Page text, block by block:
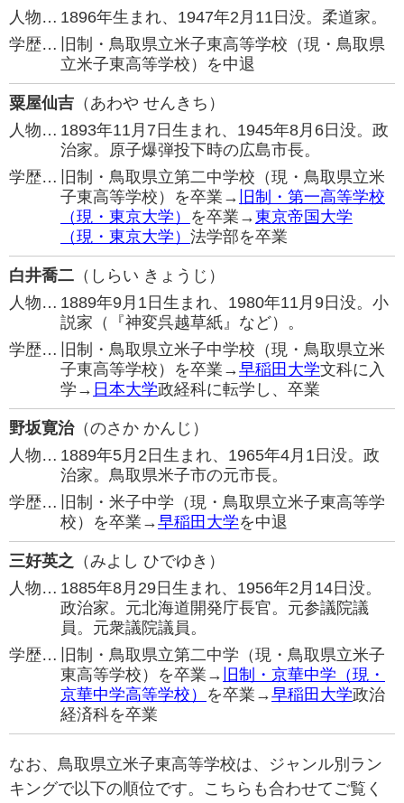
人物… 1896年生まれ、1947年2月11日没。柔道家。
学歴…
旧制・鳥取県立米子東高等学校（現・鳥取県
立米子東高等学校）を中退
粟屋仙吉 （あわや せんきち）
人物… 1893年11月7日生まれ、1945年8月6日没。政
治家。原子爆弾投下時の広島市長。
学歴…
旧制・鳥取県立第二中学校（現・鳥取県立米
子東高等学校）を卒業→ 旧制・第一高等学校
（現・東京大学） を卒業→東京帝国大学
（現・東京大学） 法学部を卒業
白井喬二 （しらい きょうじ）
人物… 1889年9月1日生まれ、1980年11月9日没。小
説家（『神変呉越草紙』など）。
学歴…
旧制・鳥取県立米子中学校（現・鳥取県立米
子東高等学校）を卒業→早稲田大学文科に入
学→ 日本大学政経科に転学し、卒業
野坂寛治（のさか かんじ）
人物… 1889年5月2日生まれ、1965年4月1日没。政
治家。鳥取県米子市の元市長。
学歴…
旧制・米子中学（現・鳥取県立米子東高等学
校）を卒業→早稲田大学を中退
三好英之 （みよし ひでゆき）
人物… 1885年8月29日生まれ、1956年2月14日没。
政治家。元北海道開発庁長官。元参議院議
員。元衆議院議員。
学歴…
旧制・鳥取県立第二中学（現・鳥取県立米子
東高等学校）を卒業→ 旧制・京華中学（現・
京華中学高等学校） を卒業→早稲田大学政治
経済科を卒業
なお、鳥取県立米子東高等学校は、ジャンル別ラン
キングで以下の順位です。こちらも合わせてご覧く